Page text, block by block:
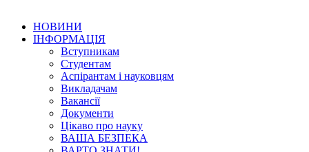
НОВИНИ
ІНФОРМАЦІЯ
Вступникам
Студентам
Аспірантам і науковцям
Викладачам
Вакансії
Документи
Цікаво про науку
ВАША БЕЗПЕКА